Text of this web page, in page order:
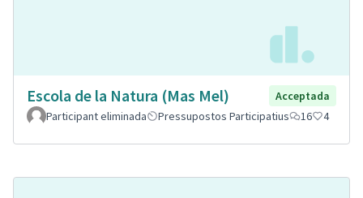
Escola de la Natura (Mas Mel)
Acceptada
Participant eliminada
Pressupostos Participatius 16 4